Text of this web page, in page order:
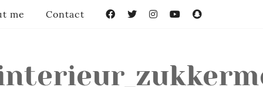
me Contact FacebookTwitterInstagramYouTube